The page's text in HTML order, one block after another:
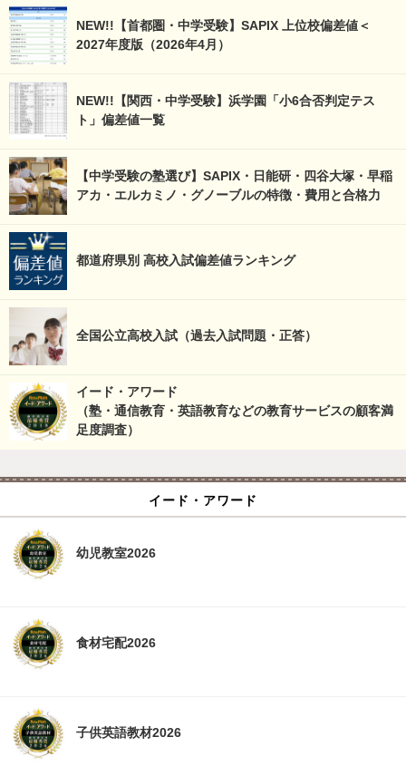
NEW!!【首都圏・中学受験】SAPIX 上位校偏差値＜
2027年度版（2026年4月）
NEW!!【関西・中学受験】浜学園「小6合否判定テス
ト」偏差値一覧
【中学受験の塾選び】SAPIX・日能研・四谷大塚・早稲
アカ・エルカミノ・グノーブルの特徴・費用と合格力
都道府県別 高校入試偏差値ランキング
全国公立高校入試（過去入試問題・正答）
イード・アワード
（塾・通信教育・英語教育などの教育サービスの顧客満
足度調査）
イード・アワード
幼児教室2026
食材宅配2026
子供英語教材2026